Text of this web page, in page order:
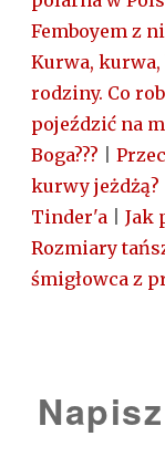
Femboyem z
Kurwa,
rodziny. Co
pojeździć na
Boga???
kurwy jeżdżą?
Tinder'a
Jak
Rozmiary
śmigłowca z